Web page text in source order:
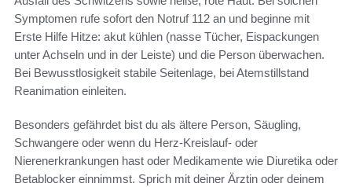
Symptomen rufe sofort den Notruf 112 an und beginne mit
Erste Hilfe Hitze: akut kühlen (nasse Tücher, Eispackungen
unter Achseln und in der Leiste) und die Person überwachen.
Bei Bewusstlosigkeit stabile Seitenlage, bei Atemstillstand
Reanimation einleiten.
Besonders gefährdet bist du als ältere Person, Säugling,
Schwangere oder wenn du Herz-Kreislauf- oder
Nierenerkrankungen hast oder Medikamente wie Diuretika oder
Betablocker einnimmst. Sprich mit deiner Ärztin oder deinem